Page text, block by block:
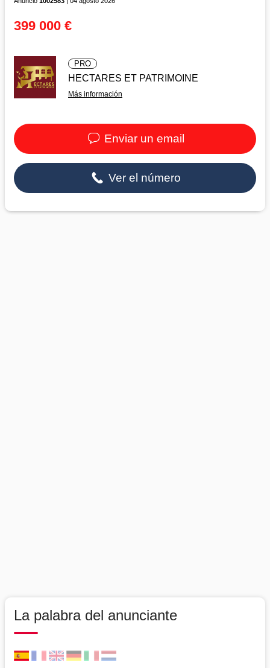
399 000 €
PRO
HECTARES ET PATRIMOINE
Más información
Enviar un email
Ver el número
La palabra del anunciante